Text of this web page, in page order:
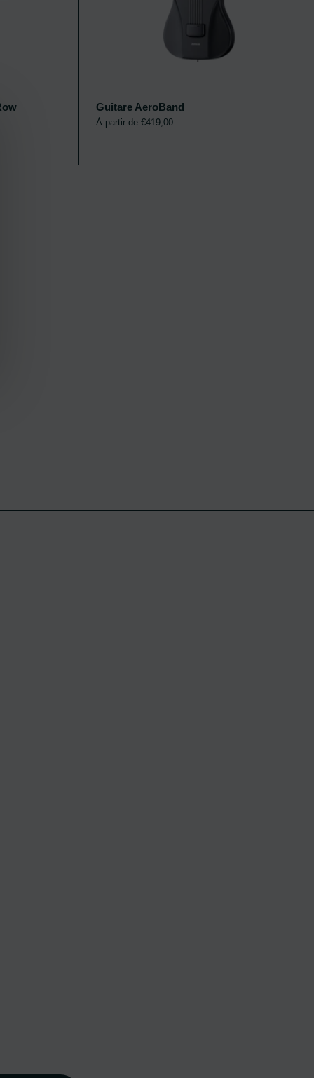
Ajouter au panier
Guitare AeroBand
À partir de €419,00